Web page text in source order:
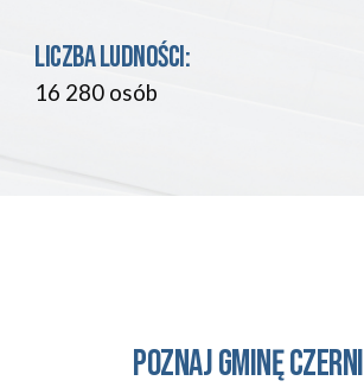
LICZBA LUDNOŚCI:
16 280 osób
Poznaj gminę